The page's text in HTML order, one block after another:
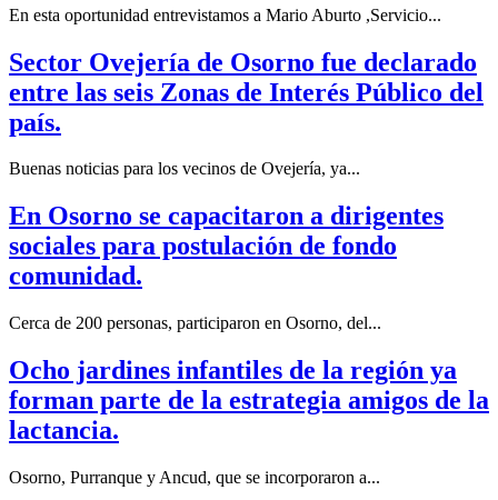
En esta oportunidad entrevistamos a Mario Aburto ,Servicio...
Sector Ovejería de Osorno fue declarado
entre las seis Zonas de Interés Público del
país.
Buenas noticias para los vecinos de Ovejería, ya...
En Osorno se capacitaron a dirigentes
sociales para postulación de fondo
comunidad.
Cerca de 200 personas, participaron en Osorno, del...
Ocho jardines infantiles de la región ya
forman parte de la estrategia amigos de la
lactancia.
Osorno, Purranque y Ancud, que se incorporaron a...